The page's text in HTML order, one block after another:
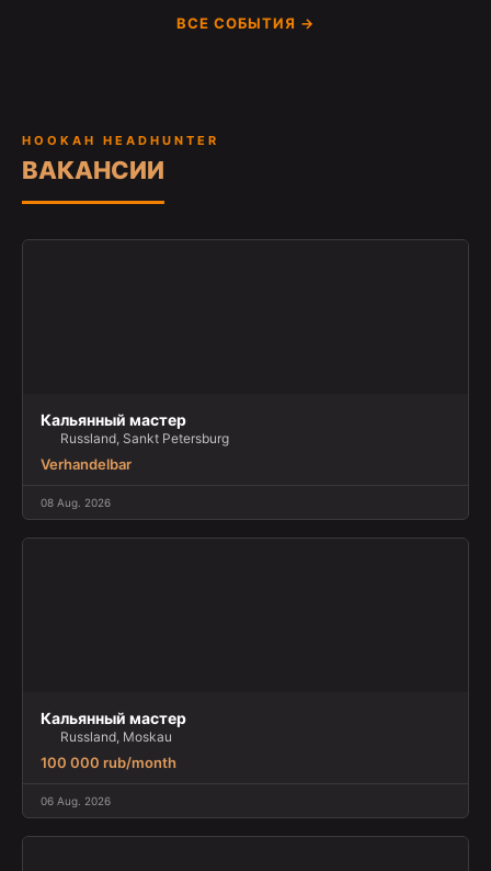
ВСЕ СОБЫТИЯ →
HOOKAH HEADHUNTER
ВАКАНСИИ
Кальянный мастер
Russland, Sankt Petersburg
Verhandelbar
08 Aug. 2026
Кальянный мастер
Russland, Moskau
100 000 rub/month
06 Aug. 2026